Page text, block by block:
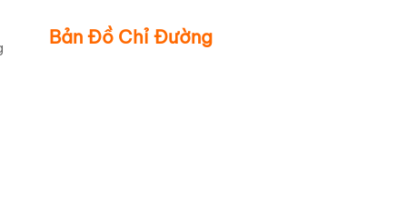
Bản Đồ Chỉ Đường